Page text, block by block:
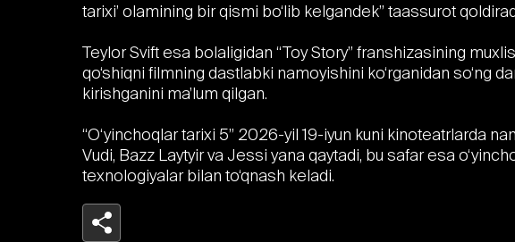
tarixi’ olamining bir qismi bo‘lib kelgandek” taassurot
Teylor Svift esa bolaligidan “Toy Story” franshizasining
qo‘shiqni filmning dastlabki namoyishini ko‘rganidan so‘ng
kirishganini ma’lum qilgan.
“O‘yinchoqlar tarixi 5” 2026-yil 19-iyun kuni kinoteatrlarda
Vudi, Bazz Laytyir va Jessi yana qaytadi, bu safar esa
texnologiyalar bilan to‘qnash keladi.